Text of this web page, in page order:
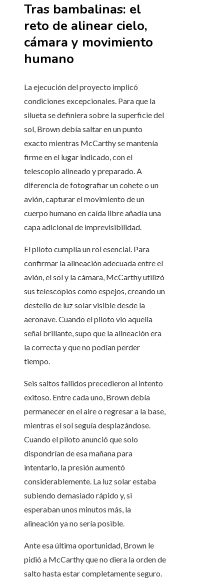
Tras bambalinas: el
reto de alinear cielo,
cámara y movimiento
humano
La ejecución del proyecto implicó
condiciones excepcionales. Para que la
silueta se definiera sobre la superficie del
sol, Brown debía saltar en un punto
exacto mientras McCarthy se mantenía
firme en el lugar indicado, con el
telescopio alineado y preparado. A
diferencia de fotografiar un cohete o un
avión, capturar el movimiento de un
cuerpo humano en caída libre añadía una
capa adicional de imprevisibilidad.
El piloto cumplía un rol esencial. Para
confirmar la alineación adecuada entre el
avión, el sol y la cámara, McCarthy utilizó
sus telescopios como espejos, creando un
destello de luz solar visible desde la
aeronave. Cuando el piloto vio aquella
señal brillante, supo que la alineación era
la correcta y que no podían perder
tiempo.
Seis saltos fallidos precedieron al intento
exitoso. Entre cada uno, Brown debía
permanecer en el aire o regresar a la base,
mientras el sol seguía desplazándose.
Cuando el piloto anunció que solo
dispondrían de esa mañana para
intentarlo, la presión aumentó
considerablemente. La luz solar estaba
subiendo demasiado rápido y, si
esperaban unos minutos más, la
alineación ya no sería posible.
Ante esa última oportunidad, Brown le
pidió a McCarthy que no diera la orden de
salto hasta estar completamente seguro.